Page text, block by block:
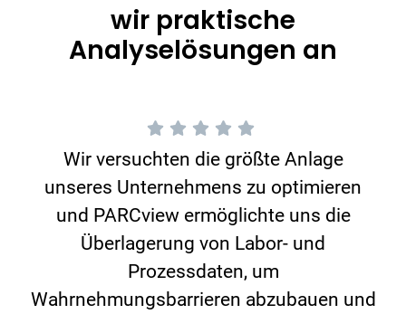
wir praktische
Analyselösungen an
Wir versuchten die größte Anlage
unseres Unternehmens zu optimieren
und PARCview ermöglichte uns die
Überlagerung von Labor- und
Prozessdaten, um
Wahrnehmungsbarrieren abzubauen und